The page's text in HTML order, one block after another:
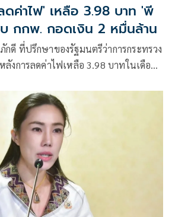
ดค่าไฟ' เหลือ 3.98 บาท 'พี
กกพ. กอดเงิน 2 หมื่นล้าน
ดี ที่ปรึกษาของรัฐมนตรีว่าการกระทรวง
ลังการลดค่าไฟเหลือ 3.98 บาทในเดือน